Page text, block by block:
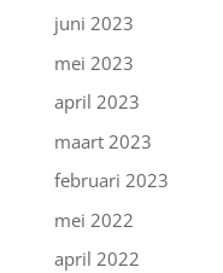
juni 2023
mei 2023
april 2023
maart 2023
februari 2023
mei 2022
april 2022